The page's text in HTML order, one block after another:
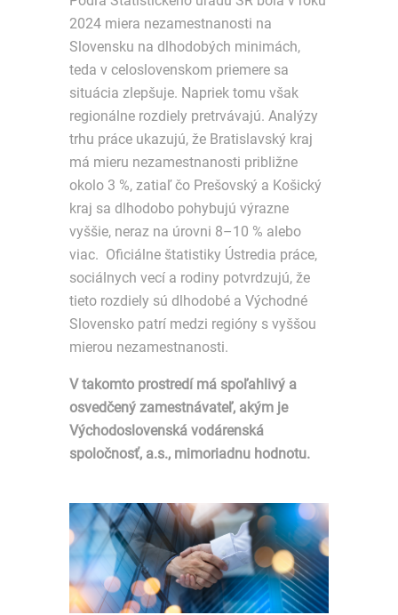
2024 miera nezamestnanosti na
Slovensku na dlhodobých minimách,
teda v celoslovenskom priemere sa
situácia zlepšuje. Napriek tomu však
regionálne rozdiely pretrvávajú. Analýzy
trhu práce ukazujú, že Bratislavský kraj
má mieru nezamestnanosti približne
okolo 3 %, zatiaľ čo Prešovský a Košický
kraj sa dlhodobo pohybujú výrazne
vyššie, neraz na úrovni 8–10 % alebo
viac. Oficiálne štatistiky Ústredia práce,
sociálnych vecí a rodiny potvrdzujú, že
tieto rozdiely sú dlhodobé a Východné
Slovensko patrí medzi regióny s vyššou
mierou nezamestnanosti.
V takomto prostredí má spoľahlivý a
osvedčený zamestnávateľ, akým je
Východoslovenská vodárenská
spoločnosť, a.s., mimoriadnu hodnotu.